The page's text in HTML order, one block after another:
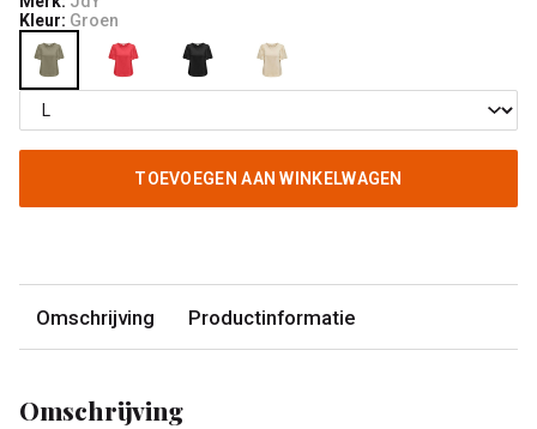
Kleur: Groen
TOEVOEGEN AAN WINKELWAGEN
Omschrijving Productinformatie
Omschrijving